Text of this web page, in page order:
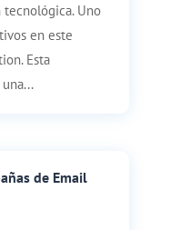
Uno
en este
Esta
de Email